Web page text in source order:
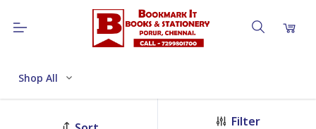
Shop All
Filter